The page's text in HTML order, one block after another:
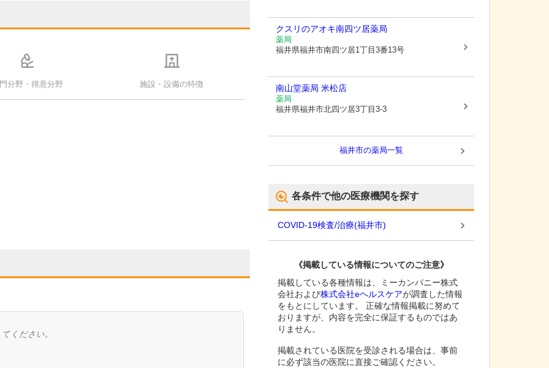
分野・得意分野 施設・設備の特徴
クスリのアオキ南四ツ居薬局
薬局
福井県福井市南四ツ居1丁目3番13号
南山堂薬局 米松店
薬局
福井県福井市北四ツ居3丁目3-3
福井市の薬局一覧
各条件で他の医療機関を探す
COVID-19検査/治療(福井市)
《掲載している情報についてのご注意》
掲載している各種情報は、ミーカンパニー株式
会社および株式会社eヘルスケアが調査した情報
をもとにしています。 正確な情報掲載に努めて
おりますが、内容を完全に保証するものではあ
りません。
掲載されている医院を受診される場合は、事前
に必ず該当の医院に直接ご確認ください。